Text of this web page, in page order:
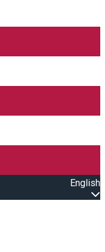
English